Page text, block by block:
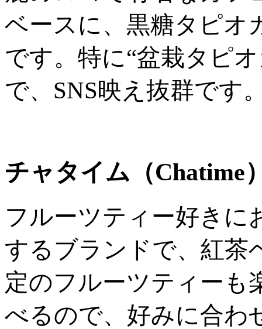
ベースに、黒糖タピオ
です。特に“盆栽タピ
で、SNS映え抜群です
チャタイム（Chatime
フルーツティー好きに
するブランドで、紅茶
定のフルーツティーも
べるので、好みに合わ